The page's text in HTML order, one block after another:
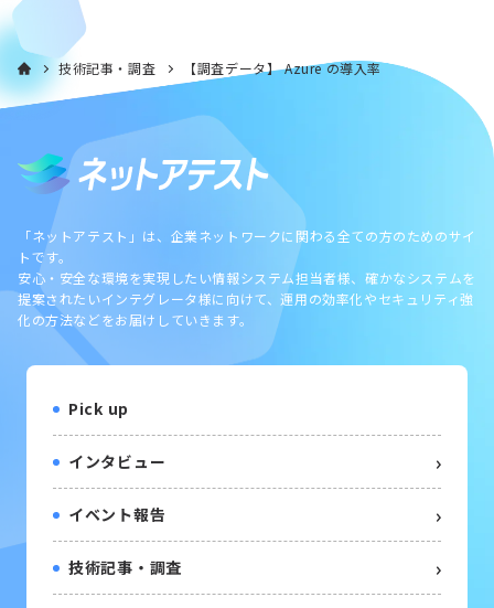
技術記事・調査 【調査データ】 Azure の導入率
「ネットアテスト」は、企業ネットワークに関わる全ての方のためのサイ
トです。
安心・安全な環境を実現したい情報システム担当者様、確かなシステムを
提案されたいインテグレータ様に向けて、運用の効率化やセキュリティ強
化の方法などをお届けしていきます。
Pick up
インタビュー
イベント報告
技術記事・調査